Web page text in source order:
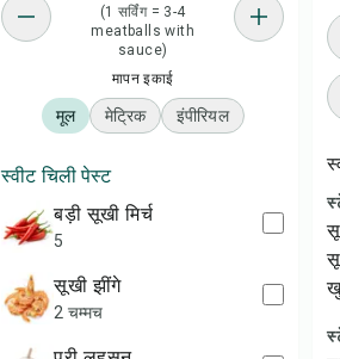
(1 सर्विंग = 3-4
meatballs with
sauce)
मापन इकाई
मूल मेट्रिक इंपीरियल
स्वीट चिली पेस्ट
बड़ी सूखी मिर्च
5
सूखी झींगे
2 चम्मच